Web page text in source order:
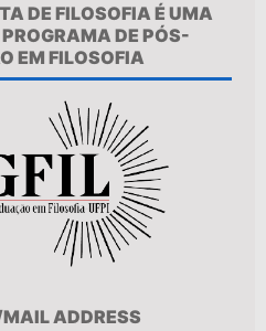
DE FILOSOFIA É UMA
DE PÓS-
EM FILOSOFIA
ADDRESS